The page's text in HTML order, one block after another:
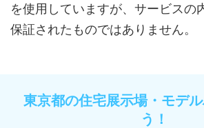
を使用していますが、サービスの
保証されたものではありません。
東京都の住宅展示場・モデ
う！